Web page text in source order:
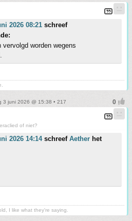
2026 08:21 schreef
vervolgd worden wegens
3 juni 2026 @ 15:38 • 217
of niet?
2026 14:14schreef Aether het
I like what they're saying.